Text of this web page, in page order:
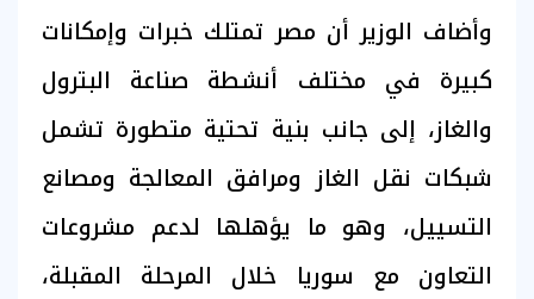
وأضاف الوزير أن مصر تمتلك خبرات وإمكانات
كبيرة في مختلف أنشطة صناعة البترول
والغاز، إلى جانب بنية تحتية متطورة تشمل
شبكات نقل الغاز ومرافق المعالجة ومصانع
التسييل، وهو ما يؤهلها لدعم مشروعات
التعاون مع سوريا خلال المرحلة المقبلة،